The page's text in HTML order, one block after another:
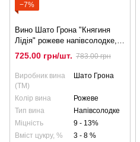
−7%
Вино Шато Грона "Княгиня
Лідія" рожеве напівсолодке,
10л
725.00 грн/шт. 783.00 грн
Виробник вина
(ТМ)
Шато Грона
Колір вина
Рожеве
Тип вина
Напівсолодке
Міцність
9 - 13%
Вміст цукру, %
3 - 8 %